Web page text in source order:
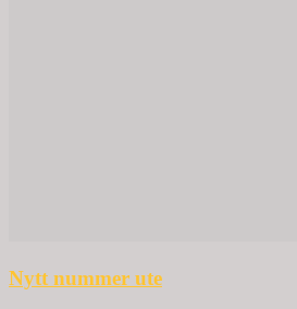
Nytt nummer ute